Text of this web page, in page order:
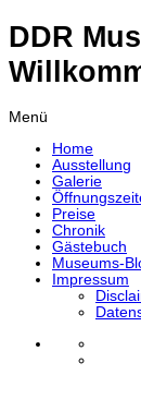
DDR
Menü
Home
Ausstellung
Galerie
Preise
Chronik
Gästebuch
Museums-
Impressum